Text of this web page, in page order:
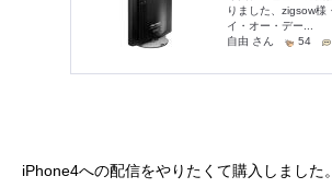
iPhone4への配信をやりたくて購入しました。